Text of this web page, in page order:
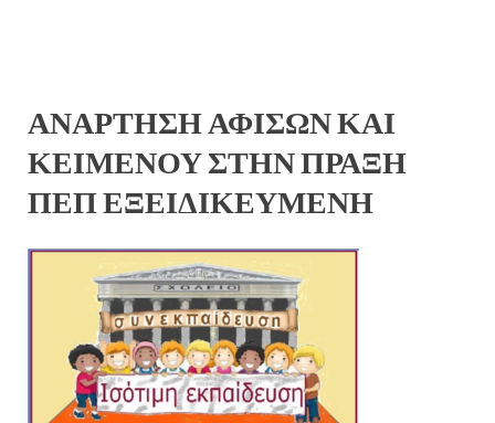
ΑΝΑΡΤΗΣΗ ΑΦΙΣΩΝ ΚΑΙ
ΚΕΙΜΕΝΟΥ ΣΤΗΝ ΠΡΑΞΗ
ΠΕΠ ΕΞΕΙΔΙΚΕΥΜΕΝΗ